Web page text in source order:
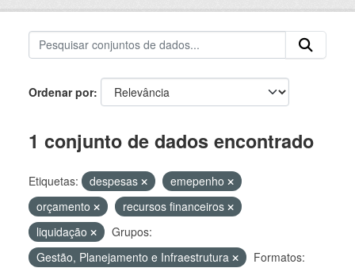
Ordenar por
1 conjunto de dados encontrado
Etiquetas: despesas
emepenho
orçamento
recursos financeiros
liquidação
Grupos:
Gestão, Planejamento e Infraestrutura
Formatos: